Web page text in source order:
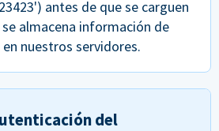
antes de que se carguen
almacena información de
nuestros servidores.
del